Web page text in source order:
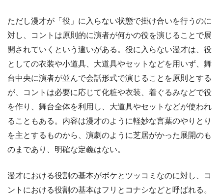
ただし漫才が「役」に入らない状態で掛け合いを行うのに
対し、コントは原則的に演者が何かの役を演じることで展
開されていくという違いがある。役に入らない漫才は、役
としての衣装や小道具、大道具やセットなどを用いず、舞
台中央に演者が並んで会話形式で演じることを原則とする
が、コントは必要に応じて化粧や衣装、着ぐるみなどで役
を作り、舞台全体を利用し、大道具やセットなどが使われ
ることもある。内容は漫才のように軽妙な言葉のやりとり
を主とするものから、演劇のように芝居がかった展開のも
のまであり、明確な定義はない。
漫才における役割の基本がボケとツッコミなのに対し、コ
ントにおける役割の基本はフリとコナシなどと呼ばれる。